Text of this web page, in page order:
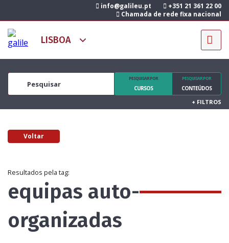
info@galileu.pt
+351 21 361 22 00
Chamada de rede fixa nacional
PESQUISAR POR
CURSOS
PESQUISAR POR
CONTEÚDOS
+ FILTROS
Voltar
Resultados pela tag:
equipas auto-
organizadas